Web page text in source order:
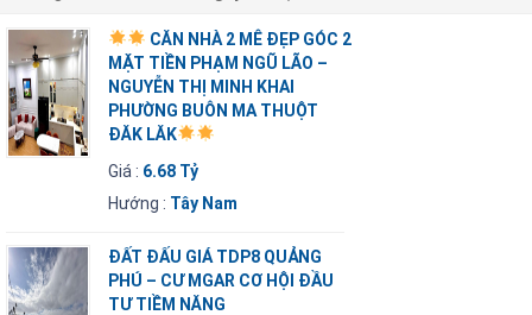
CĂN NHÀ 2 MÊ ĐẸP GÓC 2
MẶT TIỀN PHẠM NGŨ LÃO –
NGUYỄN THỊ MINH KHAI
PHƯỜNG BUÔN MA THUỘT
ĐĂK LĂK
Giá : 6.68 Tỷ
Hướng : Tây Nam
ĐẤT ĐẤU GIÁ TDP8 QUẢNG
PHÚ – CƯ MGAR CƠ HỘI ĐẦU
TƯ TIỀM NĂNG